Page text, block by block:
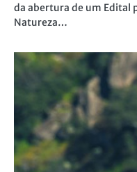
da abertura de um Edital
Natureza…